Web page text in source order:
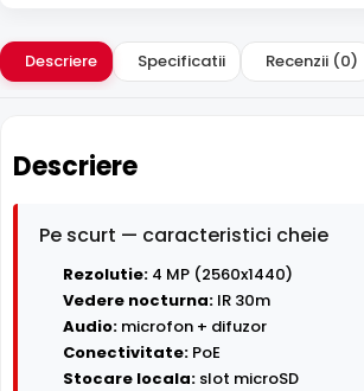
Descriere Specificatii Recenzii (0)
Descriere
Pe scurt — caracteristici cheie
Rezolutie: 4 MP (2560x1440)
Vedere nocturna: IR 30m
Audio: microfon + difuzor
Conectivitate: PoE
Stocare locala: slot microSD